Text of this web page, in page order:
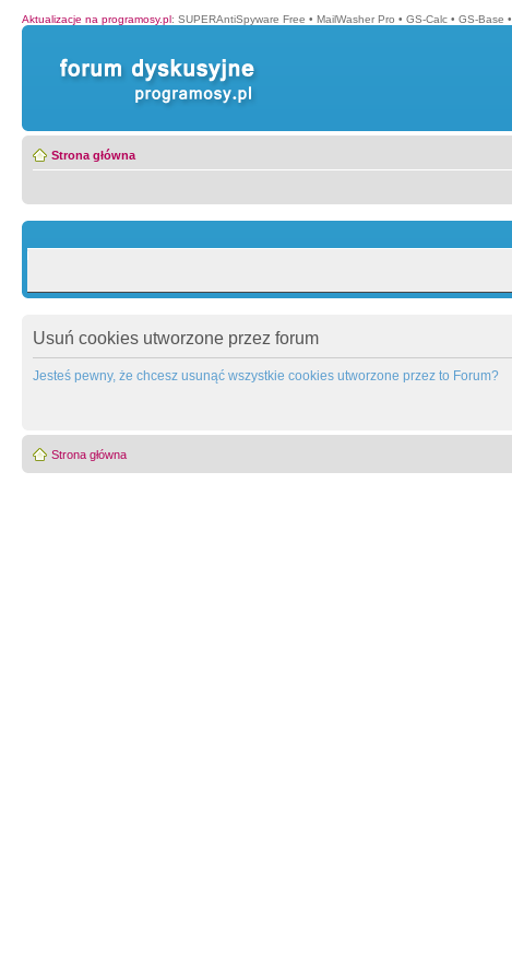
Aktualizacje na programosy.pl: SUPERAntiSpyware Free • MailWasher Pro • GS-Calc • GS-Base •
Strona główna
Usuń cookies utworzone przez forum
Jesteś pewny, że chcesz usunąć wszystkie cookies utworzone przez to Forum?
Strona główna